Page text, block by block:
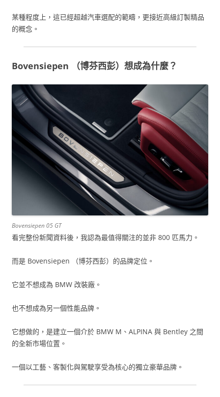
某種程度上，這已經超越汽車選配的範疇，更接近高級訂製精品
的概念。
Bovensiepen （博芬西彭）想成為什麼？
Bovensiepen 05 GT
看完整份新聞資料後，我認為最值得關注的並非 800 匹馬力。
而是 Bovensiepen （博芬西彭）的品牌定位。
它並不想成為 BMW 改裝廠。
也不想成為另一個性能品牌。
它想做的，是建立一個介於 BMW M、ALPINA 與 Bentley 之間
的全新市場位置。
一個以工藝、客製化與駕駛享受為核心的獨立豪華品牌。